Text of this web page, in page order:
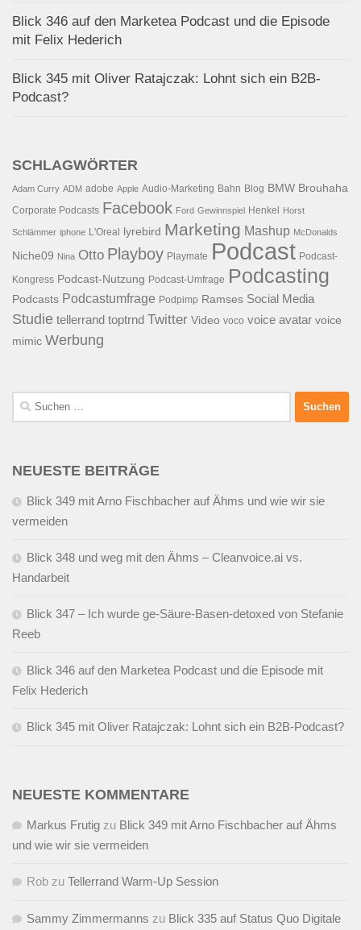
Blick 346 auf den Marketea Podcast und die Episode
mit Felix Hederich
Blick 345 mit Oliver Ratajczak: Lohnt sich ein B2B-
Podcast?
SCHLAGWÖRTER
Adam Curry ADM adobe Apple Audio-Marketing Bahn Blog BMW Brouhaha
Corporate Podcasts Facebook Ford Gewinnspiel Henkel Horst
Schlämmer iphone L'Oreal lyrebird Marketing Mashup McDonalds
Niche09 Nina Otto Playboy Playmate Podcast Podcast-
Kongress Podcast-Nutzung Podcast-Umfrage Podcasting
Podcasts Podcastumfrage Podpimp Ramses Social Media
Studie tellerrand toptrnd Twitter Video voco voice avatar voice
mimic Werbung
Suchen
nach:
NEUESTE BEITRÄGE
Blick 349 mit Arno Fischbacher auf Ähms und wie wir sie
vermeiden
Blick 348 und weg mit den Ähms – Cleanvoice.ai vs.
Handarbeit
Blick 347 – Ich wurde ge-Säure-Basen-detoxed von Stefanie
Reeb
Blick 346 auf den Marketea Podcast und die Episode mit
Felix Hederich
Blick 345 mit Oliver Ratajczak: Lohnt sich ein B2B-Podcast?
NEUESTE KOMMENTARE
Markus Frutig zu Blick 349 mit Arno Fischbacher auf Ähms
und wie wir sie vermeiden
Rob zu Tellerrand Warm-Up Session
Sammy Zimmermanns zu Blick 335 auf Status Quo Digitale